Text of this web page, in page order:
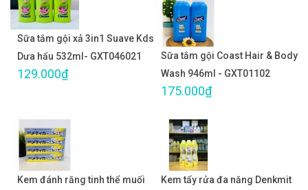
Sữa tắm gội xả 3in1 Suave Kds
Dưa hấu 532ml- GXT046021
129.000₫
Sữa tắm gội Coast Hair & Body
Wash 946ml - GXT01102
175.000₫
Kem đánh răng tinh thể muối
Kem tẩy rửa đa năng Denkmit